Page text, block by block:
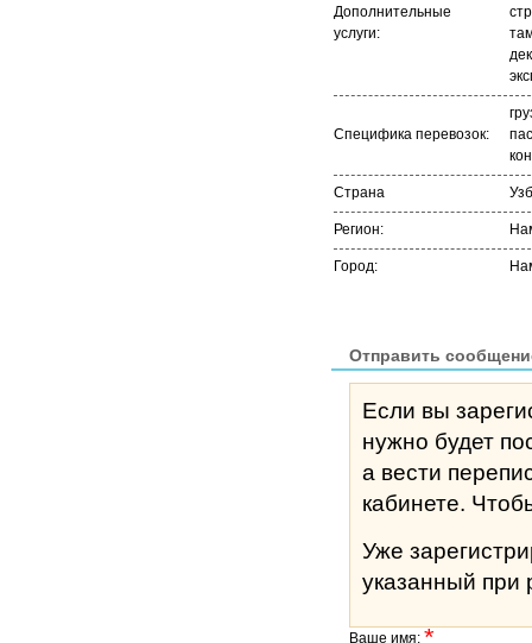
Дополнительные
услуги:
Специфика перевозок:
Страна
Регион:
Город:
Отправить
Если вы
нужно будет
а вести
Уже
указанный при
Ваше имя: